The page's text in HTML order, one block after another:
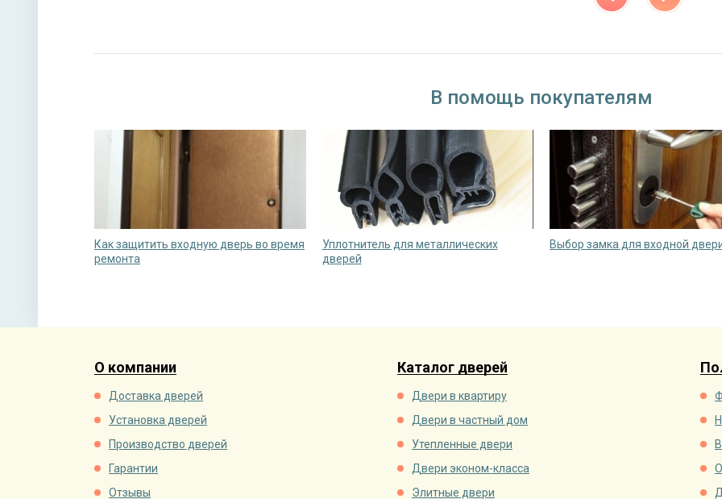
В помощь покупателям
Как защитить входную дверь во время
ремонта
Уплотнитель для металлических
дверей
Выбор замка для входной
О компании
Доставка дверей
Установка дверей
Производство дверей
Гарантии
Отзывы
Каталог дверей
Двери в квартиру
Двери в частный дом
Утепленные двери
Двери эконом-класса
Элитные двери